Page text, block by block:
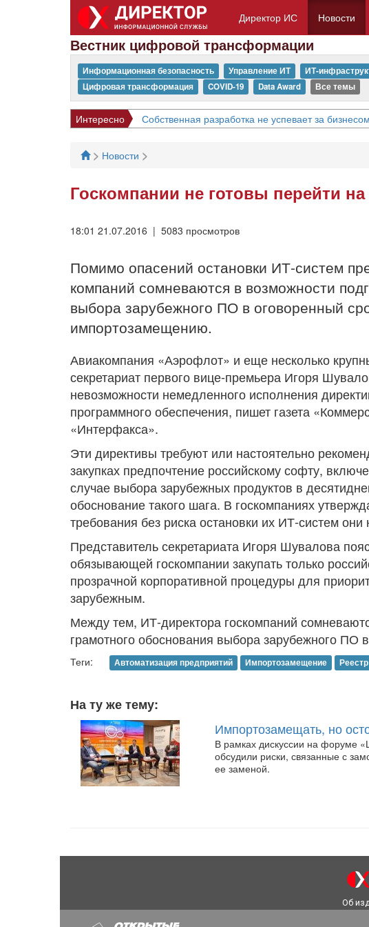
Директор ИС Новости
Вестник цифровой трансформации
Информационная безопасность Управление ИТ ИТ-
Цифровая трансформация
COVID-19 Data Award Все темы
Интересно Собственная разработка не успевает за бизнесом
> Новости >
Госкомпании не готовы перейти
18:01 21.07.2016 | 5083 просмотров
Помимо опасений остановки ИТ-систем
компаний сомневаются в возможности
выбора зарубежного ПО в оговоренный
импортозамещению.
Авиакомпания «Аэрофлот» и еще несколько
секретариат первого вице-премьера Игоря
невозможности немедленного исполнения
программного обеспечения, пишет газета
«Интерфакса».
Эти директивы требуют или настоятельно
закупках предпочтение российскому софту,
случае выбора зарубежных продуктов в
обоснование такого шага. В госкомпаниях
требования без риска остановки их ИТ-систем они
Представитель секретариата Игоря Шувалова
обязывающей госкомпании закупать только
прозрачной корпоративной процедуры для
зарубежным.
Между тем, ИТ-директора госкомпаний
грамотного обоснования выбора зарубежного ПО
Теги: Автоматизация предприятий Импортозамещение
На ту же тему:
Импортозамещать, но
В рамках дискуссии на форуме
обсудили риски, связанные с
ее заменой.
Об